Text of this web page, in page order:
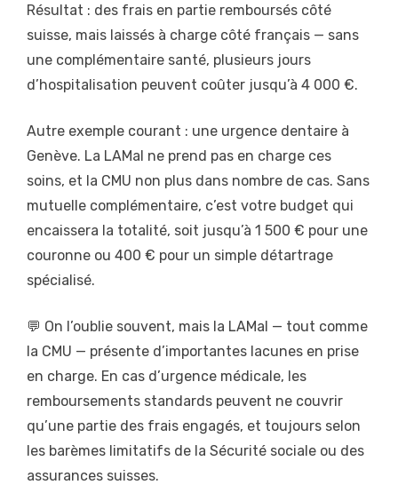
Résultat : des frais en partie remboursés côté
suisse, mais laissés à charge côté français — sans
une complémentaire santé, plusieurs jours
d’hospitalisation peuvent coûter jusqu’à 4 000 €.
Autre exemple courant : une urgence dentaire à
Genève. La LAMal ne prend pas en charge ces
soins, et la CMU non plus dans nombre de cas. Sans
mutuelle complémentaire, c’est votre budget qui
encaissera la totalité, soit jusqu’à 1 500 € pour une
couronne ou 400 € pour un simple détartrage
spécialisé.
💬 On l’oublie souvent, mais la LAMal — tout comme
la CMU — présente d’importantes lacunes en prise
en charge. En cas d’urgence médicale, les
remboursements standards peuvent ne couvrir
qu’une partie des frais engagés, et toujours selon
les barèmes limitatifs de la Sécurité sociale ou des
assurances suisses.